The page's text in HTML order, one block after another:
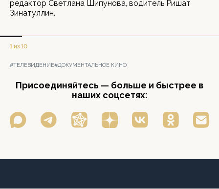
редактор Светлана Шипунова, водитель Ришат
Зинатуллин.
1 из 10
#ТЕЛЕВИДЕНИЕ#ДОКУМЕНТАЛЬНОЕ КИНО
Присоединяйтесь — больше и быстрее в
наших соцсетях: